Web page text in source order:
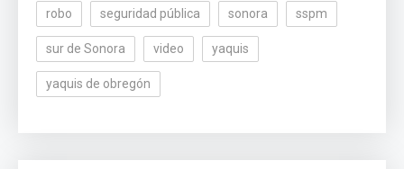
robo seguridad pública sonora sspm
sur de Sonora video yaquis
yaquis de obregón